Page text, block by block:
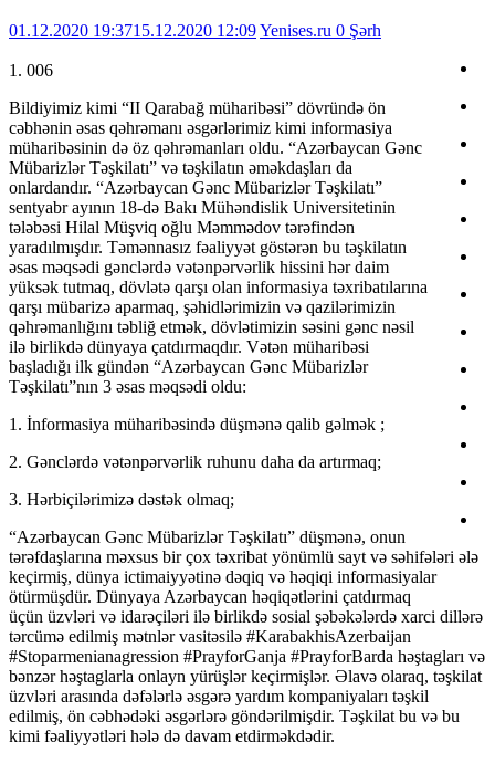
01.12.2020 19:3715.12.2020 12:09Yenises.ru 0 Şərh
1. 006
Bildiyimiz kimi “II Qarabağ müharibəsi” dövründə ön
cəbhənin əsas qəhrəmanı əsgərlərimiz kimi informasiya
müharibəsinin də öz qəhrəmanları oldu. “Azərbaycan Gənc
Mübarizlər Təşkilatı” və təşkilatın əməkdaşları da
onlardandır. “Azərbaycan Gənc Mübarizlər Təşkilatı”
sentyabr ayının 18-də Bakı Mühəndislik Universitetinin
tələbəsi Hilal Müşviq oğlu Məmmədov tərəfindən
yaradılmışdır. Təmənnasız fəaliyyət göstərən bu təşkilatın
əsas məqsədi gənclərdə vətənpərvərlik hissini hər daim
yüksək tutmaq, dövlətə qarşı olan informasiya təxribatılarına
qarşı mübarizə aparmaq, şəhidlərimizin və qazilərimizin
qəhrəmanlığını təbliğ etmək, dövlətimizin səsini gənc nəsil
ilə birlikdə dünyaya çatdırmaqdır. Vətən müharibəsi
başladığı ilk gündən “Azərbaycan Gənc Mübarizlər
Təşkilatı”nın 3 əsas məqsədi oldu:
1. İnformasiya müharibəsində düşmənə qalib gəlmək ;
2. Gənclərdə vətənpərvərlik ruhunu daha da artırmaq;
3. Hərbiçilərimizə dəstək olmaq;
“Azərbaycan Gənc Mübarizlər Təşkilatı” düşmənə, onun
tərəfdaşlarına məxsus bir çox təxribat yönümlü sayt və səhifələri ələ
keçirmiş, dünya ictimaiyyətinə dəqiq və həqiqi informasiyalar
ötürmüşdür. Dünyaya Azərbaycan həqiqətlərini çatdırmaq
üçün üzvləri və idarəçiləri ilə birlikdə sosial şəbəkələrdə xarci dillərə
tərcümə edilmiş mətnlər vasitəsilə #KarabakhisAzerbaijan
#Stoparmenianagression #PrayforGanja #PrayforBarda həştagları və
bənzər həştaglarla onlayn yürüşlər keçirmişlər. Əlavə olaraq, təşkilat
üzvləri arasında dəfələrlə əsgərə yardım kompaniyaları təşkil
edilmiş, ön cəbhədəki əsgərlərə göndərilmişdir. Təşkilat bu və bu
kimi fəaliyyətləri hələ də davam etdirməkdədir.